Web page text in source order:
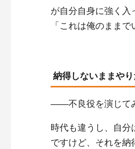
が自分自身に強く入
「これは俺のまま
納得しないままや
――不良役を演じて
時代も違うし、自分
ですけど、それを納